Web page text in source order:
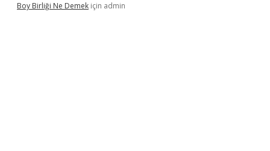
Boy Birliği Ne Demek için admin